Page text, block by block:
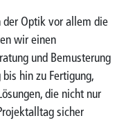
der Optik vor allem die
wir einen
und Bemusterung
hin zu Fertigung,
die nicht nur
sicher